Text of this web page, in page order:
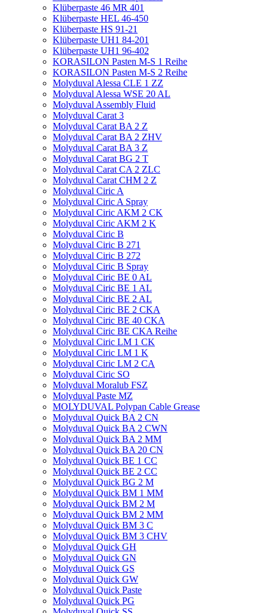
Klüberpaste 46 MR 401
Klüberpaste HEL 46-450
Klüberpaste HS 91-21
Klüberpaste UH1 84-201
Klüberpaste UH1 96-402
KORASILON Pasten M-S 1 Reihe
KORASILON Pasten M-S 2 Reihe
Molyduval Alessa CLE 1 ZZ
Molyduval Alessa WSE 20 AL
Molyduval Assembly Fluid
Molyduval Carat 3
Molyduval Carat BA 2 Z
Molyduval Carat BA 2 ZHV
Molyduval Carat BA 3 Z
Molyduval Carat BG 2 T
Molyduval Carat CA 2 ZLC
Molyduval Carat CHM 2 Z
Molyduval Ciric A
Molyduval Ciric A Spray
Molyduval Ciric AKM 2 CK
Molyduval Ciric AKM 2 K
Molyduval Ciric B
Molyduval Ciric B 271
Molyduval Ciric B 272
Molyduval Ciric B Spray
Molyduval Ciric BE 0 AL
Molyduval Ciric BE 1 AL
Molyduval Ciric BE 2 AL
Molyduval Ciric BE 2 CKA
Molyduval Ciric BE 40 CKA
Molyduval Ciric BE CKA Reihe
Molyduval Ciric LM 1 CK
Molyduval Ciric LM 1 K
Molyduval Ciric LM 2 CA
Molyduval Ciric SO
Molyduval Moralub FSZ
Molyduval Paste MZ
MOLYDUVAL Polypan Cable Grease
Molyduval Quick BA 2 CN
Molyduval Quick BA 2 CWN
Molyduval Quick BA 2 MM
Molyduval Quick BA 20 CN
Molyduval Quick BE 1 CC
Molyduval Quick BE 2 CC
Molyduval Quick BG 2 M
Molyduval Quick BM 1 MM
Molyduval Quick BM 2 M
Molyduval Quick BM 2 MM
Molyduval Quick BM 3 C
Molyduval Quick BM 3 CHV
Molyduval Quick GH
Molyduval Quick GN
Molyduval Quick GS
Molyduval Quick GW
Molyduval Quick Paste
Molyduval Quick PG